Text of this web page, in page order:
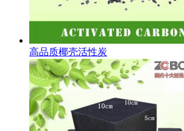
高品质椰壳活性炭